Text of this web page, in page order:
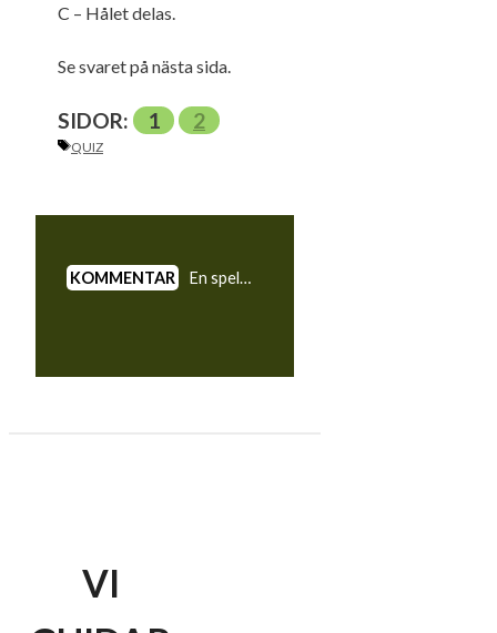
C – Hålet delas.
Se svaret på nästa sida.
SIDOR: 1 2
ETIKETTER
QUIZ
En spelare får placera en klubba på marken under slaget för att få hjälp att sikta.
VI